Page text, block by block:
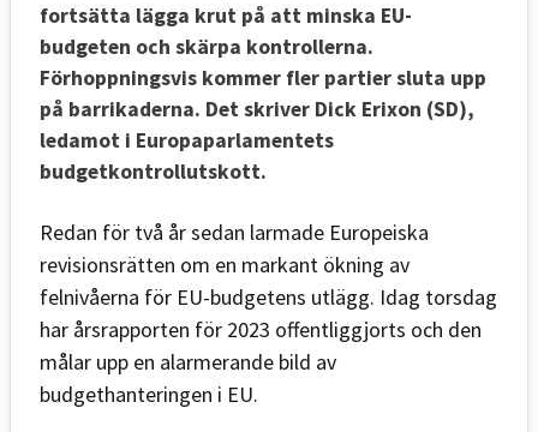
fortsätta lägga krut på att minska EU-
budgeten och skärpa kontrollerna.
Förhoppningsvis kommer fler partier sluta upp
på barrikaderna. Det skriver Dick Erixon (SD),
ledamot i Europaparlamentets
budgetkontrollutskott.
Redan för två år sedan larmade Europeiska
revisionsrätten om en markant ökning av
felnivåerna för EU-budgetens utlägg. Idag torsdag
har årsrapporten för 2023 offentliggjorts och den
målar upp en alarmerande bild av
budgethanteringen i EU.